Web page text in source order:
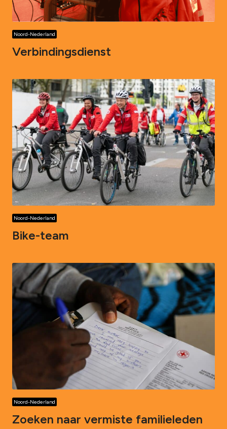
Noord-Nederland
Verbindingsdienst
Noord-Nederland
Bike-team
Noord-Nederland
Zoeken naar vermiste familieleden